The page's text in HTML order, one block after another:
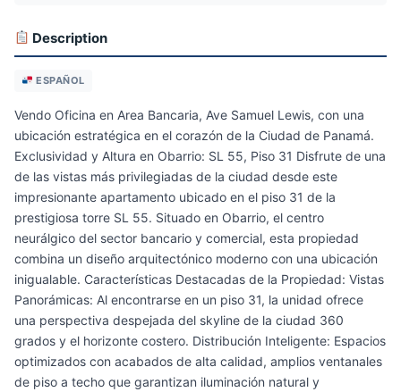
Description
ESPAÑOL
Vendo Oficina en Area Bancaria, Ave Samuel Lewis, con una
ubicación estratégica en el corazón de la Ciudad de Panamá.
Exclusividad y Altura en Obarrio: SL 55, Piso 31 Disfrute de una
de las vistas más privilegiadas de la ciudad desde este
impresionante apartamento ubicado en el piso 31 de la
prestigiosa torre SL 55. Situado en Obarrio, el centro
neurálgico del sector bancario y comercial, esta propiedad
combina un diseño arquitectónico moderno con una ubicación
inigualable. Características Destacadas de la Propiedad: Vistas
Panorámicas: Al encontrarse en un piso 31, la unidad ofrece
una perspectiva despejada del skyline de la ciudad 360
grados y el horizonte costero. Distribución Inteligente: Espacios
optimizados con acabados de alta calidad, amplios ventanales
de piso a techo que garantizan iluminación natural y